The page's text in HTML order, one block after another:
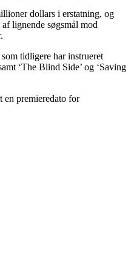
dollars i erstatning, og
lignende søgsmål mod
tidligere har instrueret
‘The Blind Side’ og ‘Saving
premieredato for